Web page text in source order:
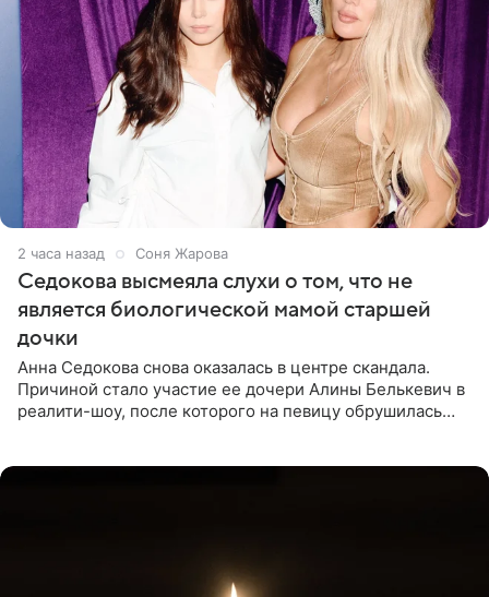
2 часа назад Соня Жарова
Седокова высмеяла слухи о том, что не
является биологической мамой старшей
дочки
Анна Седокова снова оказалась в центре скандала.
Причиной стало участие ее дочери Алины Белькевич в
реалити-шоу, после которого на певицу обрушилась